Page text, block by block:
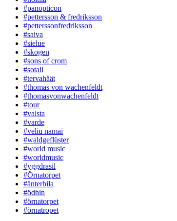
#panopticon
#pettersson & fredriksson
#petterssonfredriksson
#saiva
#sielue
#skogen
#sons of crom
#sotali
#tervahäät
#thomas von wachenfeldt
#thomasvonwachenfeldt
#tour
#valsta
#varde
#veliu namai
#waldgeflüster
#world music
#worldmusic
#yggdrasil
#Örnatorpet
#änterbila
#ödhin
#örnatorpet
#örnatropet